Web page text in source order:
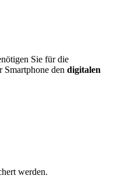
Sie für die
Smartphone den digitalen
werden.